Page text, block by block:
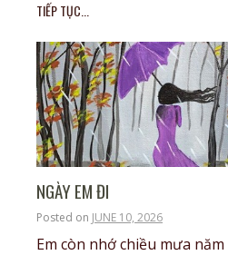
TIẾP TỤC...
NGÀY EM ĐI
Posted on JUNE 10, 2026
Em còn nhớ chiều mưa năm